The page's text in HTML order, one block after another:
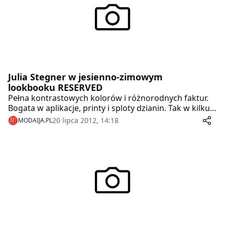
Julia Stegner w jesienno-zimowym
lookbooku RESERVED
Pełna kontrastowych kolorów i różnorodnych faktur.
Bogata w aplikacje, printy i sploty dzianin. Tak w kilku
słowach można określić jesienno-zimową kolekcję
RESERVED.
MODAIJA.PL20 lipca 2012, 14:18